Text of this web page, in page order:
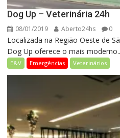
Dog Up – Veterinária 24h
08/01/2019 Aberto24hs 0
Localizada na Região Oeste de
Dog Up oferece o mais
E&V Emergências Veterinários